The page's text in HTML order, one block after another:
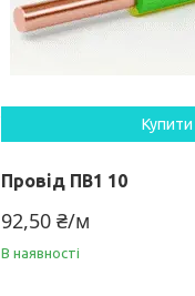
Купити
Провід ПВ1 10
92,50 ₴/м
В наявності